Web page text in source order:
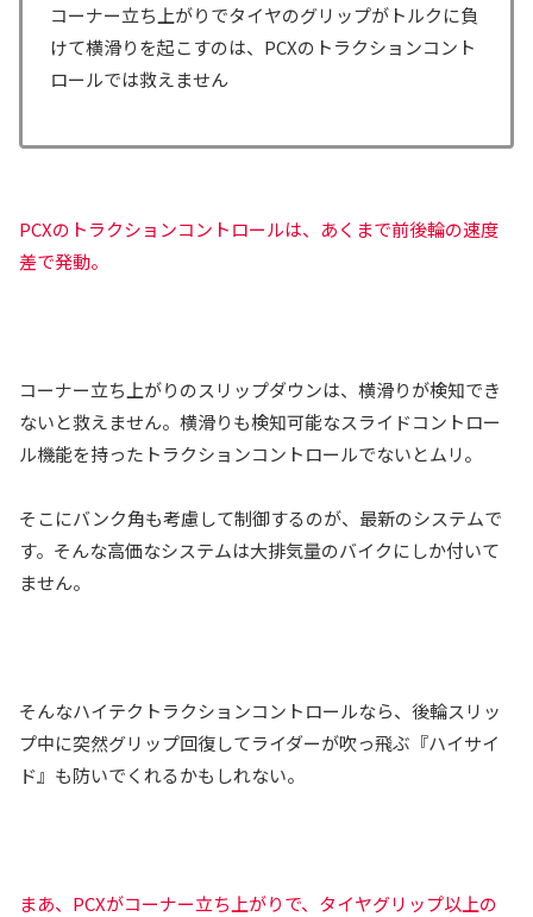
コーナー立ち上がりでタイヤのグリップがトルクに負
けて横滑りを起こすのは、PCXのトラクションコント
ロールでは救えません
PCXのトラクションコントロールは、あくまで前後輪の速度
差で発動。
コーナー立ち上がりのスリップダウンは、横滑りが検知でき
ないと救えません。横滑りも検知可能なスライドコントロー
ル機能を持ったトラクションコントロールでないとムリ。
そこにバンク角も考慮して制御するのが、最新のシステムで
す。そんな高価なシステムは大排気量のバイクにしか付いて
ません。
そんなハイテクトラクションコントロールなら、後輪スリッ
プ中に突然グリップ回復してライダーが吹っ飛ぶ『ハイサイ
ド』も防いでくれるかもしれない。
まあ、PCXがコーナー立ち上がりで、タイヤグリップ以上の